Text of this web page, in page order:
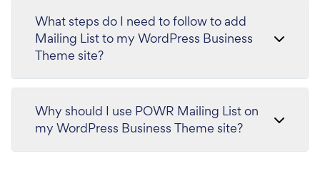
What steps do I need to follow to add
Mailing List to my WordPress Business
Theme site?
Why should I use POWR Mailing List on
my WordPress Business Theme site?